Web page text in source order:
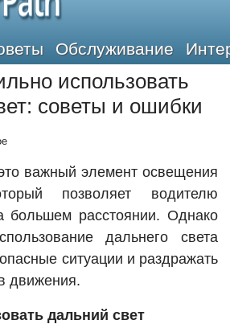
Обслуживание
использовать
советы и ошибки
важный элемент освещения
позволяет водителю
большем расстоянии. Однако
дальнего света
ситуации и раздражать
движения.
дальний свет